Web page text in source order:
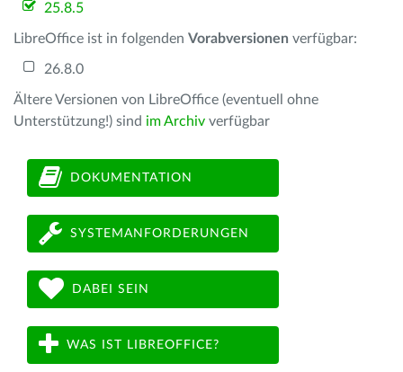
25.8.5
LibreOffice ist in folgenden Vorabversionen verfügbar:
26.8.0
Ältere Versionen von LibreOffice (eventuell ohne
Unterstützung!) sind im Archiv verfügbar
DOKUMENTATION
SYSTEMANFORDERUNGEN
DABEI SEIN
WAS IST LIBREOFFICE?